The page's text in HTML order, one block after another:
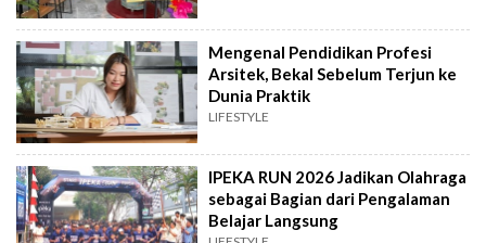
Mengenal Pendidikan Profesi
Arsitek, Bekal Sebelum Terjun ke
Dunia Praktik
LIFESTYLE
IPEKA RUN 2026 Jadikan Olahraga
sebagai Bagian dari Pengalaman
Belajar Langsung